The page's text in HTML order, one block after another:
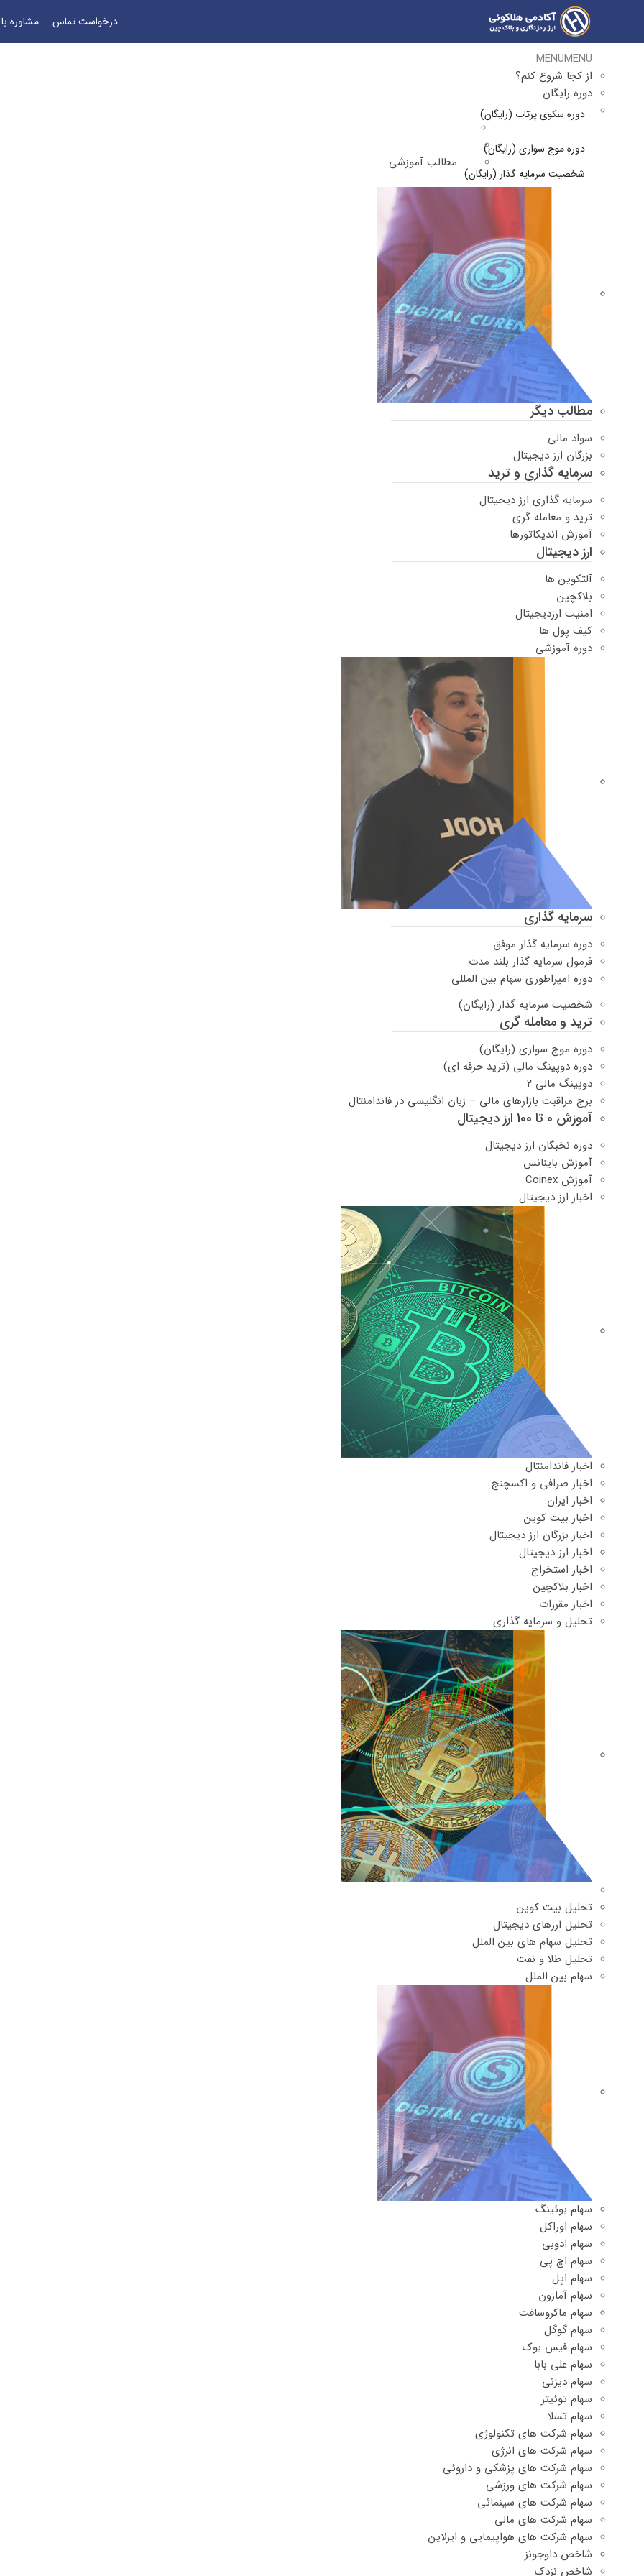
درخواست تماس مشاوره
MENUMENU
از کجا شروع کنم؟
دوره رایگان
دوره سکوی پرتاب (رایگان)
دوره موج سواری (رایگان)
شخصیت سرمایه گذار (رایگان)
مطالب آموزشی
مطالب دیگر
سواد مالی
بزرگان ارز دیجیتال
سرمایه گذاری و ترید
سرمایه گذاری ارز دیجیتال
ترید و معامله گری
آموزش اندیکاتورها
ارز دیجیتال
آلتکوین ها
بلاکچین
امنیت ارزدیجیتال
کیف پول ها
دوره‌ آموزشی
سرمایه گذاری
دوره سرمایه گذار موفق
فرمول سرمایه گذار بلند مدت
دوره امپراطوری سهام بین المللی
شخصیت سرمایه گذار (رایگان)
ترید و معامله گری
دوره موج سواری (رایگان)
دوره دوپینگ مالی (ترید حرفه ای)
دوپینگ مالی ۲
برج مراقبت بازارهای مالی – زبان انگلیسی در فاندامنتال
آموزش 0 تا 100 ارز دیجیتال
دوره نخبگان ارز دیجیتال
آموزش باینانس
آموزش Coinex
اخبار ارز دیجیتال
اخبار فاندامنتال
اخبار صرافی و اکسچنج
اخبار ایران
اخبار بیت کوین
اخبار بزرگان ارز دیجیتال
اخبار ارز دیجیتال
اخبار استخراج
اخبار بلاکچین
اخبار مقررات
تحلیل و سرمایه گذاری
تحلیل بیت کوین
تحلیل ارزهای دیجیتال
تحلیل سهام های بین الملل
تحلیل طلا و نفت
سهام بین الملل
سهام بوئینگ
سهام اوراکل
سهام ادوبی
سهام اچ پی
سهام اپل
سهام آمازون
سهام ماکروسافت
سهام گوگل
سهام فیس بوک
سهام علی بابا
سهام دیزنی
سهام توئیتر
سهام تسلا
سهام شرکت های تکنولوژی
سهام شرکت های انرژی
سهام شرکت های پزشکی و داروئی
سهام شرکت های ورزشی
سهام شرکت های سینمائی
سهام شرکت های مالی
سهام شرکت های هواپیمایی و ایرلاین
شاخص داوجونز
شاخص نزدک